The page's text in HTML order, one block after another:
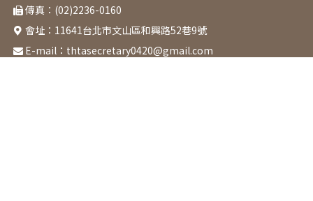
傳真：(02)2236-0160
會址： 11641台北市文山區和興路52巷9號
E-mail： thtasecretary0420@gmail.com